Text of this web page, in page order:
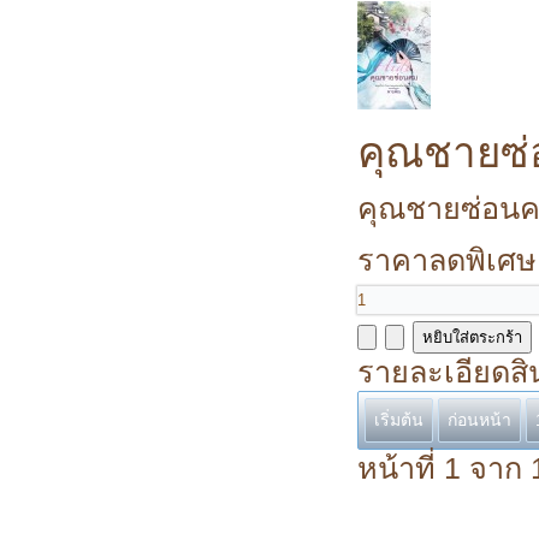
คุณชายซ่
คุณชายซ่อนค
ราคาลดพิเศ
รายละเอียด
เริ่มต้น ก่อนหน้า
หน้าที่ 1 จาก